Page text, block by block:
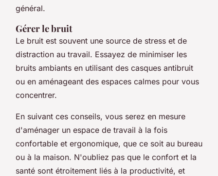
général.
Gérer le bruit
Le bruit est souvent une source de stress et de
distraction au travail. Essayez de minimiser les
bruits ambiants en utilisant des casques antibruit
ou en aménageant des espaces calmes pour vous
concentrer.
En suivant ces conseils, vous serez en mesure
d'aménager un espace de travail à la fois
confortable et ergonomique, que ce soit au bureau
ou à la maison. N'oubliez pas que le confort et la
santé sont étroitement liés à la productivité, et